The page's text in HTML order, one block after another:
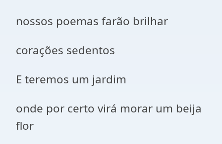
nossos poemas farão brilhar
corações sedentos
E teremos um jardim
onde por certo virá morar um beija
flor